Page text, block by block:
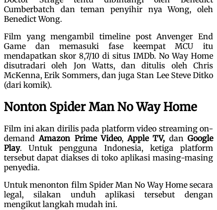
Cumberbatch dan teman penyihir nya Wong, oleh
Benedict Wong.
Film yang mengambil timeline post Anvenger End
Game dan memasuki fase keempat MCU itu
mendapatkan skor 8,7/10 di situs IMDb. No Way Home
disutradari oleh Jon Watts, dan ditulis oleh Chris
McKenna, Erik Sommers, dan juga Stan Lee Steve Ditko
(dari komik).
Nonton Spider Man No Way Home
Film ini akan dirilis pada platform video streaming on-
demandAmazon Prime Video,Apple TV, danGoogle
Play. Untuk pengguna Indonesia, ketiga platform
tersebut dapat diakses di toko aplikasi masing-masing
penyedia.
Untuk menonton film Spider Man No Way Home secara
legal, silakan unduh aplikasi tersebut dengan
mengikut langkah mudah ini.